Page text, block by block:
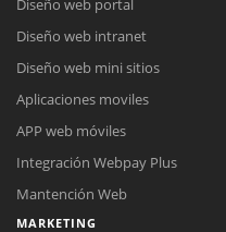
Diseño web intranet
Diseño web mini sitios
Aplicaciones moviles
APP web móviles
Integración Webpay Plus
Mantención Web
MARKETING